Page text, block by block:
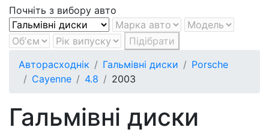
Почніть з вибору авто
Підібрати
Авторасходнік
Гальмівні диски
Porsche
Cayenne
4.8 2003
Гальмівні диски